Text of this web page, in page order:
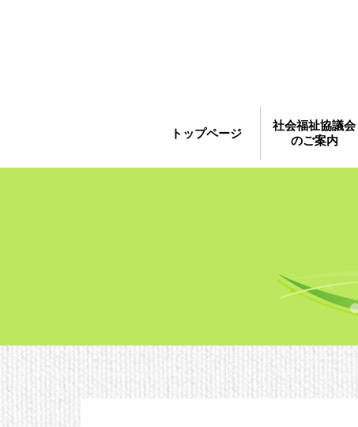
トップページ
社会福祉協議会
のご案内